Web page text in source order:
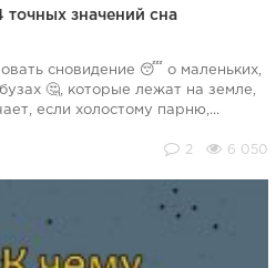
точных значений сна
сновидение 😴 о маленьких,
🤔, которые лежат на земле,
если холостому парню,...
2 6 050